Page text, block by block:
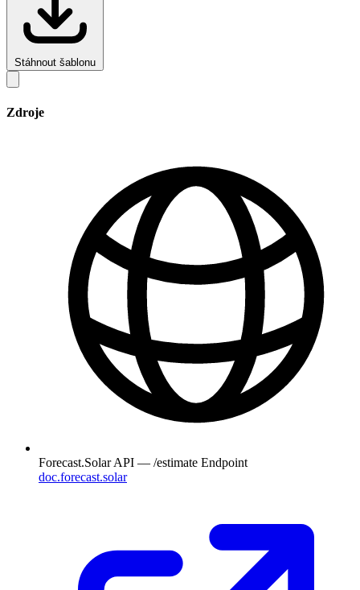
Stáhnout šablonu
Zdroje
Forecast.Solar API — /estimate Endpoint
doc.forecast.solar